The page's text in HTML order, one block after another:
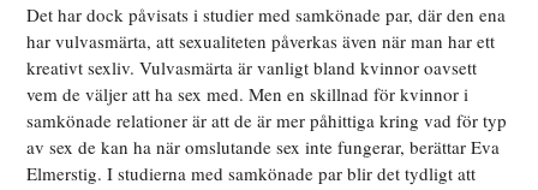
Det har dockpåvisats i studier med samkönade par, där den ena
har vulvasmärta, att sexualiteten påverkas även när man har ett
kreativt sexliv. Vulvasmärta är vanligt bland kvinnor oavsett
vem de väljer att ha sex med. Men en skillnad för kvinnor i
samkönade relationer är att de är mer påhittiga kring vad för typ
av sex de kan ha när omslutande sex inte fungerar, berättar Eva
Elmerstig. I studierna med samkönade par blir det tydligt att